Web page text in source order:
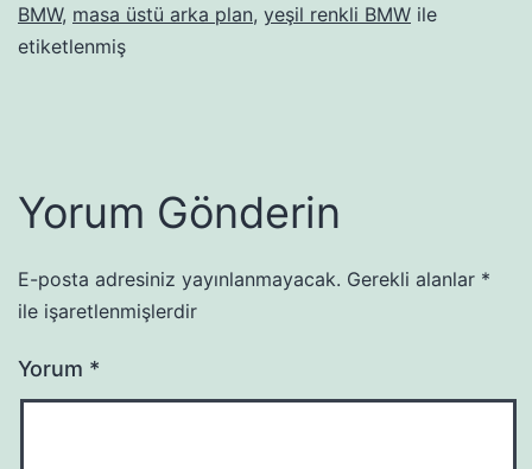
BMW, masa üstü arka plan, yeşil renkli BMW ile
etiketlenmiş
Yorum Gönderin
E-posta adresiniz yayınlanmayacak. Gerekli alanlar *
ile işaretlenmişlerdir
Yorum *